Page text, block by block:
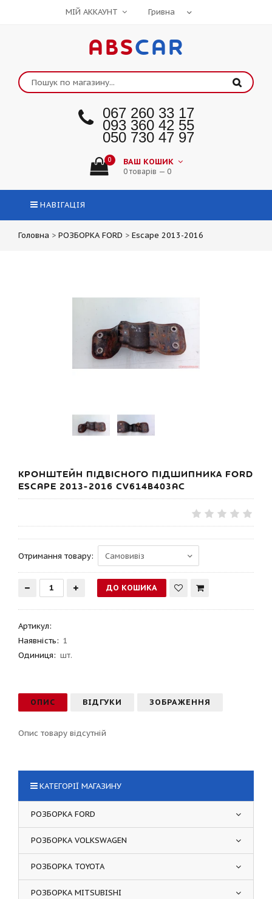
МІЙ АККАУНТ
ABSCAR
067 260 33 17
093 360 42 55
050 730 47 97
0 ВАШ КОШИК
0 товарів — 0
НАВІГАЦІЯ
Головна > РОЗБОРКА FORD > Escape 2013-2016
КРОНШТЕЙН ПІДВІСНОГО ПІДШИПНИКА FORD
ESCAPE 2013-2016 CV614B403AC
Отримання товару:
Артикул:
Наявність: 1
Одиниця: шт.
ОПИС ВІДГУКИ ЗОБРАЖЕННЯ
Опис товару відсутній
КАТЕГОРІЇ МАГАЗИНУ
РОЗБОРКА FORD
РОЗБОРКА VOLKSWAGEN
РОЗБОРКА TOYOTA
РОЗБОРКА MITSUBISHI